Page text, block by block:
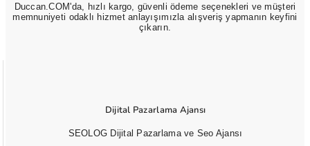
Duccan.COM'da, hızlı kargo, güvenli ödeme seçenekleri ve müşteri
memnuniyeti odaklı hizmet anlayışımızla alışveriş yapmanın keyfini
çıkarın.
Dijital Pazarlama Ajansı
SEOLOG Dijital Pazarlama ve Seo Ajansı